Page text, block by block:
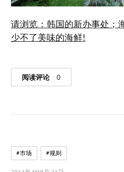
请浏览：韩国的新办事处；
少不了美味的海鲜!
阅读评论 0
#市场 #规则